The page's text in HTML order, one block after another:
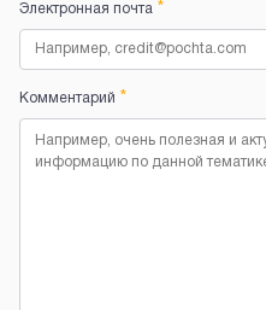
Электронная почта *
Комментарий *